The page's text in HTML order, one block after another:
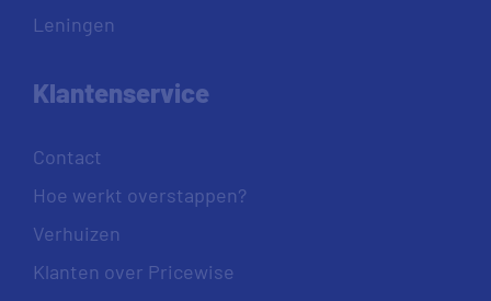
Leningen
Klantenservice
Contact
Hoe werkt overstappen?
Verhuizen
Klanten over Pricewise